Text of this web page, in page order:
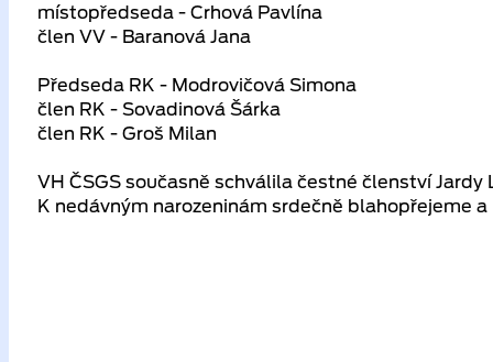
místopředseda - Crhová Pavlína
člen VV - Baranová Jana
Předseda RK - Modrovičová Simona
člen RK - Sovadinová Šárka
člen RK - Groš Milan
VH ČSGS současně schválila čestné členství Jardy
K nedávným narozeninám srdečně blahopřejeme